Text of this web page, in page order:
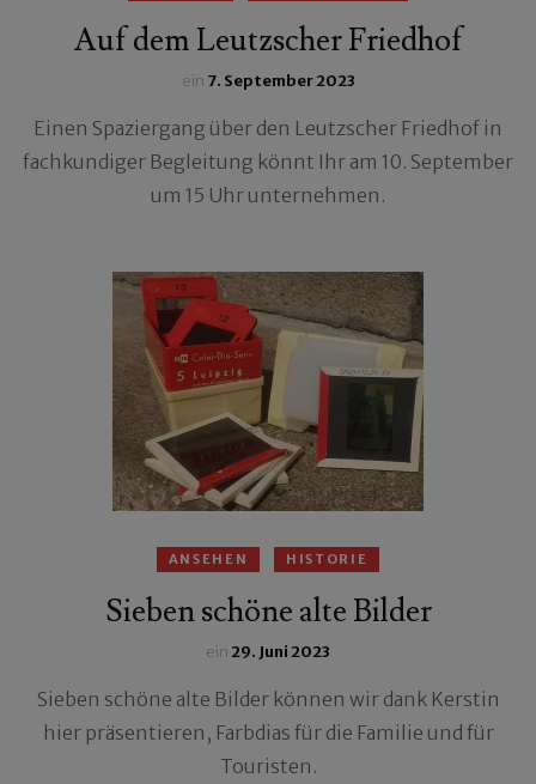
Auf dem Leutzscher Friedhof
ein 7. September 2023
Einen Spaziergang über den Leutzscher Friedhof in
fachkundiger Begleitung könnt Ihr am 10. September
um 15 Uhr unternehmen.
ANSEHEN HISTORIE
Sieben schöne alte Bilder
ein29. Juni 2023
Sieben schöne alte Bilder können wir dank Kerstin
hier präsentieren, Farbdias für die Familie und für
Touristen.